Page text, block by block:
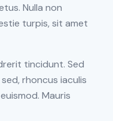
Nulla non
turpis, sit amet
tincidunt. Sed
rhoncus iaculis
Mauris